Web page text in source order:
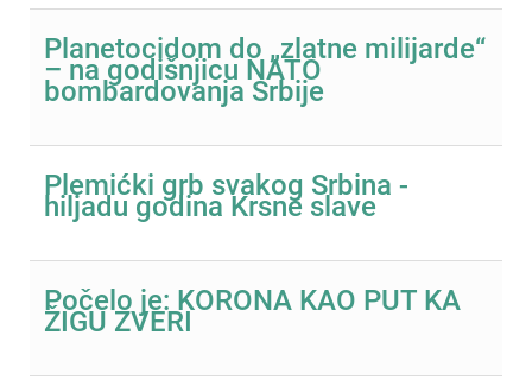
Planetocidom do „zlatne milijarde“
– na godišnjicu NATO
bombardovanja Srbije
Plemićki grb svakog Srbina -
hiljadu godina Krsne slave
Počelo je: KORONA KAO PUT KA
ŽIGU ZVERI